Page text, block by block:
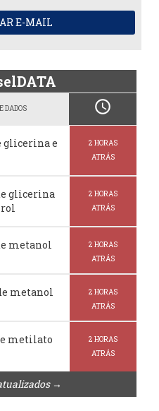
E-MAIL
DADOS schedule
glicerina e
2 HORAS
ATRÁS
glicerina
2 HORAS
ATRÁS
metanol
2 HORAS
ATRÁS
metanol
2 HORAS
ATRÁS
metilato
2 HORAS
ATRÁS
→